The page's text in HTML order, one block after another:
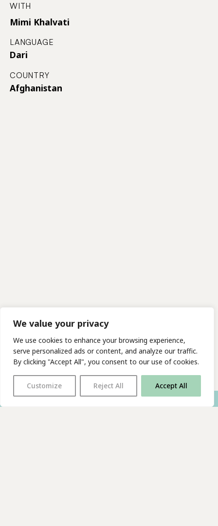
We value your privacy
We use cookies to enhance your browsing experience,
serve personalized ads or content, and analyze our traffic.
By clicking "Accept All", you consent to our use of cookies.
Customize Reject All Accept All
WITH
Mimi Khalvati
LANGUAGE
Dari
COUNTRY
Afghanistan